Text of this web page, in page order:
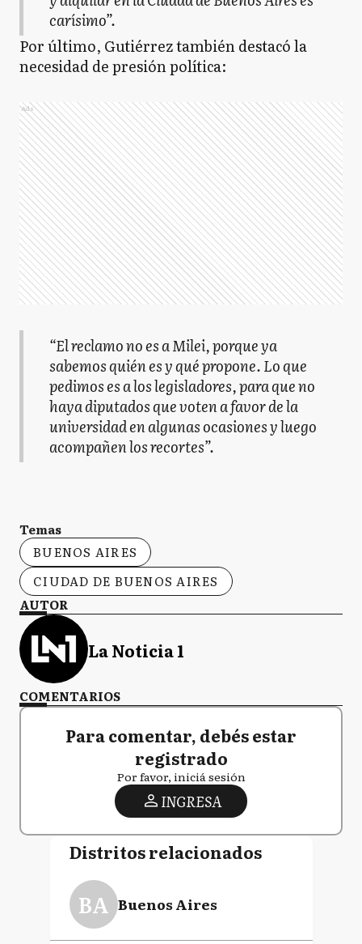
carísimo”.
Por último, Gutiérrez también destacó la
necesidad de presión política:
Ads
“El reclamo no es a Milei, porque ya
sabemos quién es y qué propone. Lo que
pedimos es a los legisladores, para que no
haya diputados que voten a favor de la
universidad en algunas ocasiones y luego
acompañen los recortes”.
Temas
BUENOS AIRES
CIUDAD DE BUENOS AIRES
AUTOR
La Noticia 1
COMENTARIOS
Para comentar, debés estar
registrado
Por favor, iniciá sesión
INGRESA
Distritos relacionados
BA Buenos Aires